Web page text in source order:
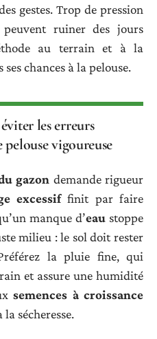
gestes. Trop de pression
ruiner des jours
au terrain et à la
chances à la pelouse.
les erreurs
vigoureuse
gazon demande rigueur
excessiffinit par faire
manque d’eaustoppe
milieu : le sol doit rester
la pluie fine, qui
et assure une humidité
semences à croissance
sécheresse.